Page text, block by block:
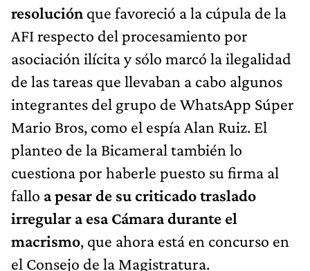
resolución que favoreció a la cúpula de la
AFI respecto del procesamiento por
asociación ilícita y sólo marcó la ilegalidad
de las tareas que llevaban a cabo algunos
integrantes del grupo de WhatsApp Súper
Mario Bros, como el espía Alan Ruiz. El
planteo de la Bicameral también lo
cuestiona por haberle puesto su firma al
fallo a pesar de su criticado traslado
irregular a esa Cámara durante el
macrismo, que ahora está en concurso en
el Consejo de la Magistratura.